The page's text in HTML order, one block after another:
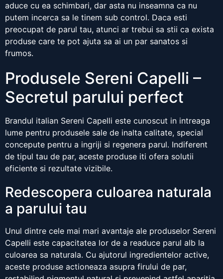
aduce cu ea schimbari, dar asta nu inseamna ca nu
putem incerca sa le tinem sub control. Daca esti
preocupat de parul tau, atunci ar trebui sa stii ca exista
produse care te pot ajuta sa ai un par sanatos si
frumos.
Produsele Sereni Capelli –
Secretul parului perfect
Brandul italian Sereni Capelli este cunoscut in intreaga
lume pentru produsele sale de inalta calitate, special
concepute pentru a ingriji si regenera parul. Indiferent
de tipul tau de par, aceste produse iti ofera solutii
eficiente si rezultate vizibile.
Redescopera culoarea naturala
a parului tau
Unul dintre cele mai mari avantaje ale produselor Sereni
Capelli este capacitatea lor de a readuce parul alb la
culoarea sa naturala. Cu ajutorul ingredientelor active,
aceste produse actioneaza asupra firului de par,